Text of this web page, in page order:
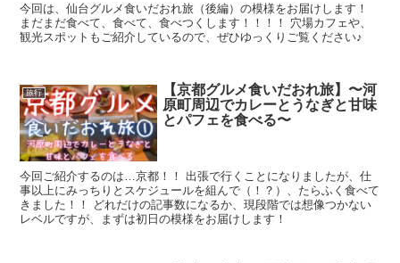
今回は、仙台グルメ食いだおれ旅（後編）の模様をお届けします！
まだまだ食べて、食べて、食べつくします！！！！ 穴場カフェや、
観光スポットもご紹介しているので、ぜひゆっくりご覧ください♪
旅行
【京都グルメ食いだおれ旅】〜河
原町周辺でカレーとうなぎと甘味
とパフェを食べる〜
今回ご紹介するのは…京都！！ 出張で行くことになりましたが、仕
事以上にみっちりとスケジュールを組んで（！？）、たらふく食べて
きました！！ どれだけの記事数になるか、現段階では想像つかない
レベルですが、まずは初日の模様をお届けします！